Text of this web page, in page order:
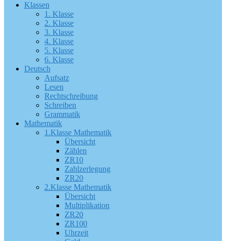
Klassen
1. Klasse
2. Klasse
3. Klasse
4. Klasse
5. Klasse
6. Klasse
Deutsch
Aufsatz
Lesen
Rechtschreibung
Schreiben
Grammatik
Mathematik
1.Klasse Mathematik
Übersicht
Zählen
ZR10
Zahlzerlegung
ZR20
2.Klasse Mathematik
Übersicht
Multiplikation
ZR20
ZR100
Uhrzeit